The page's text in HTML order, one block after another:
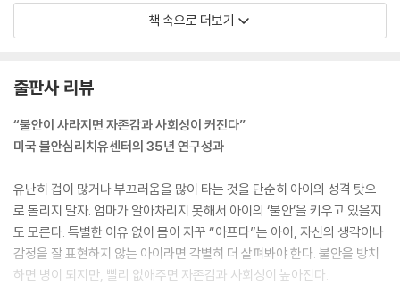
걱정은 거의 하지 않지요. 이것이 바로 불안의 본질입니다. 즉 일어날 가능
성이 희박한 일에 불합리하게 치중합니다. --- pp.41-42「제2장: 아이들
불안해하는 성향을 가진 아이들은 보통 책임감이 강하고, 믿음직스러우
며, 의욕도 강합니다. 이런 아이들은 대부분 성실하고 좋은 성적을 내기 위
해 노력하는 착한 학생들이죠. 또 주변 어른들과 친구들을 기쁘게 하고, 그
쉽게 불안해하는 아이는 대체로 바르게 행동합니다. 그런데 낯선 사람들
틈에서는 겁을 먹고 말을 잘 하지 않지요 이런 유형의 아이들은 또 완벽주
의적인 성향을 가진 경우가 많습니다. 모든 것을 잘하고 싶어 하고, 실수를
하거나 결과가 만족스럽지 않으면 유난히 실망하거나 좌절하죠. --- p.68
「제3장: 불안해하는 아이들의 성격」 중에서
책 속으로 더보기
출판사 리뷰
“불안이 사라지면 자존감과 사회성이 커진다”
미국 불안심리치유센터의 35년 연구성과
유난히 겁이 많거나 부끄러움을 많이 타는 것을 단순히 아이의 성격 탓으
로 돌리지 말자. 엄마가 알아차리지 못해서 아이의 ‘불안’을 키우고 있을지
도 모른다. 특별한 이유 없이 몸이 자꾸 “아프다”는 아이, 자신의 생각이나
감정을 잘 표현하지 않는 아이라면 각별히 더 살펴봐야 한다. 불안을 방치
하면 병이 되지만, 빨리 없애주면 자존감과 사회성이 높아진다.